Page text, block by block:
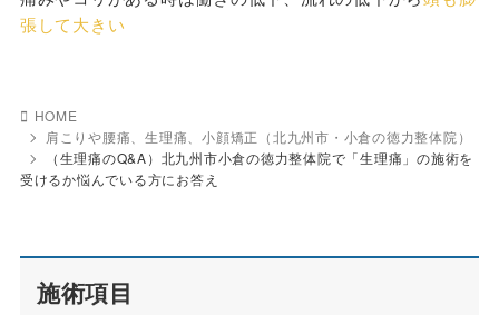
張して大きい
HOME
肩こりや腰痛、生理痛、小顔矯正（北九州市・小倉の徳力整体院）
（生理痛のQ&A）北九州市小倉の徳力整体院で「生理痛」の施術を
受けるか悩んでいる方にお答え
施術項目